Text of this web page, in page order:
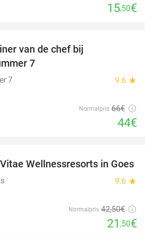
15,50€
van de chef bij
7
7 9.6 star
Normalpris 66€
44€
49%
Wellnessresorts in Goes
9.6 star
Normalpris 42,50€
21 ,50€